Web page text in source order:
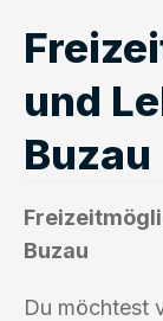
und
Buzau
Buzau
Du möchtest